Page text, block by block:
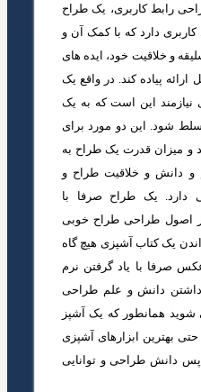
رابط کاربری، یک طراح
کاربری دارد که با کمک آن و
و خلاقیت خود، ایده های
پیاده کند. در واقع یک
این است که به یک
شود. این دو مورد برای
و میزان قدرت یک طراح به
و دانش و خلاقیت طراح و
دارد. یک طراح صرفا با
اصول طراحی طراح خوبی
یک کتاب آشپزی هیچ گاه
صرفا با یاد گرفتن نرم
دانش و علم طراحی
همانطور که یک آشپز
بهترین ابزارهای آشپزی
دانش طراحی و توانایی